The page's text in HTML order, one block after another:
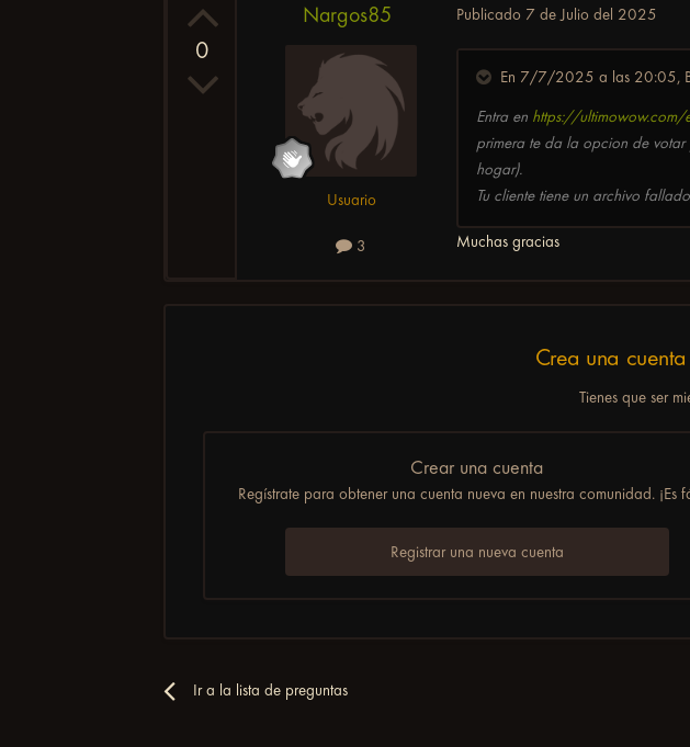
0
Nargos85
Usuario
3
Publicado 7 de Julio del 2025
En 7/7/2025 a las 20:05,
Entra en https://ultimowow.com/
primera te da la opcion de
hogar).
Tu cliente tiene un archivo
Muchas gracias
Crea una
Tienes que ser
Crear una cuenta
Regístrate para obtener una cuenta nueva en nuestra comunidad. ¡Es
Registrar una nueva cuenta
Ir a la lista de preguntas